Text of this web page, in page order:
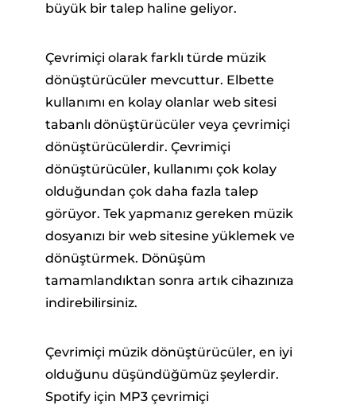
büyük bir talep haline geliyor.
Çevrimiçi olarak farklı türde müzik
dönüştürücüler mevcuttur. Elbette
kullanımı en kolay olanlar web sitesi
tabanlı dönüştürücüler veya çevrimiçi
dönüştürücülerdir. Çevrimiçi
dönüştürücüler, kullanımı çok kolay
olduğundan çok daha fazla talep
görüyor. Tek yapmanız gereken müzik
dosyanızı bir web sitesine yüklemek ve
dönüştürmek. Dönüşüm
tamamlandıktan sonra artık cihazınıza
indirebilirsiniz.
Çevrimiçi müzik dönüştürücüler, en iyi
olduğunu düşündüğümüz şeylerdir.
Spotify için MP3 çevrimiçi